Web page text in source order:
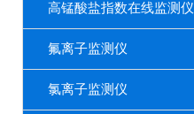
高锰酸盐指数在线监测仪
氟离子监测仪
氯离子监测仪